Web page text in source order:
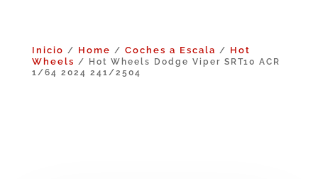
Inicio / Home / Coches a Escala / Hot
Wheels / Hot Wheels Dodge Viper SRT10 ACR
1/64 2024 241/2504